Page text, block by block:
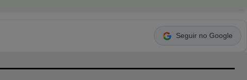
Seguir no Google